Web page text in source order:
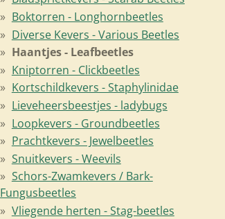
Boktorren - Longhornbeetles
Diverse Kevers - Various Beetles
Haantjes - Leafbeetles
Kniptorren - Clickbeetles
Kortschildkevers - Staphylinidae
Lieveheersbeestjes - ladybugs
Loopkevers - Groundbeetles
Prachtkevers - Jewelbeetles
Snuitkevers - Weevils
Schors-Zwamkevers / Bark-
Fungusbeetles
Vliegende herten - Stag-beetles